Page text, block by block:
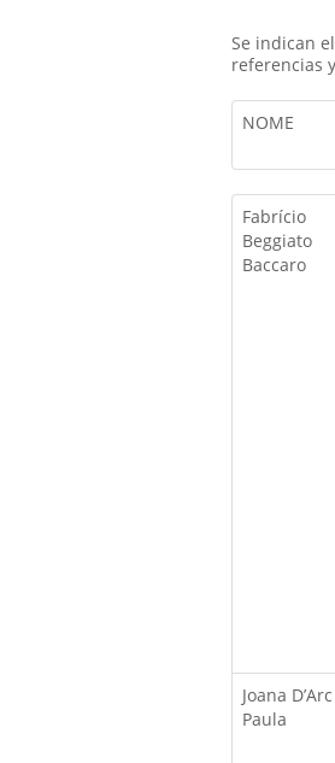
Se indican
referencias
NOME
Fabrício
Beggiato
Baccaro
Joana
Paula